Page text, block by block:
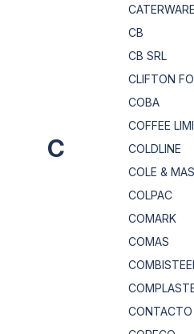
C
CATERWARE
CB
CB SRL
CLIFTON
COBA
COFFEE
COLDLINE
COLE &
COLPAC
COMARK
COMAS
CONTACTO